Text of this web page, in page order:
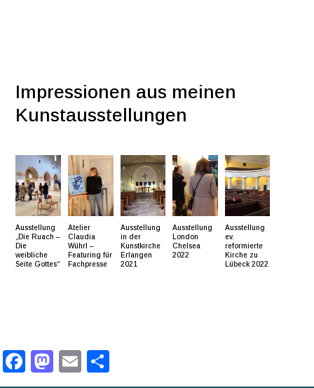
Impressionen aus meinen
Kunstausstellungen
Ausstellung
„Die Ruach –
Die
weibliche
Seite Gottes“
Atelier
Claudia
Wührl –
Featuring für
Fachpresse
Ausstellung
in der
Kunstkirche
Erlangen
2021
Ausstellung
London
Chelsea
2022
Ausstellung
ev.
reformierte
Kirche zu
Lübeck 2022
Facebook
Mastodon
Email